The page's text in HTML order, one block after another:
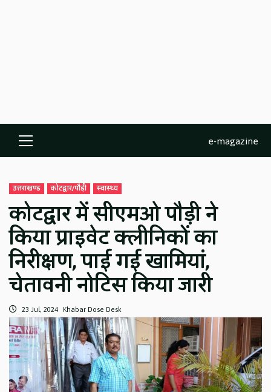
Primary
Menu
e-magazine
उत्तराखण्ड कोटद्वार/पौड़ी स्वास्थ्य
कोटद्वार में सीएमओ पौड़ी ने
किया प्राइवेट क्लीनिकों का
निरीक्षण, पाई गई खामियां,
चेतावनी नोटिस किया जारी
23 Jul, 2024 Khabar Dose Desk